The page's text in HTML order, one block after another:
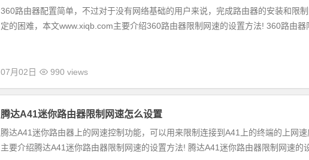
360路由器配置简单，不过对于没有网络基础的用户来说，完成路由器的安装和限
定的困难，本文www.xiqb.com主要介绍360路由器限制网速的设置方法! 360路由器
07月02日 990 views
腾达A41迷你路由器限制网速怎么设置
腾达A41迷你路由器上的网速控制功能，可以用来限制连接到A41上的终端的上网
主要介绍腾达A41迷你路由器限制网速的设置方法! 腾达A41迷你路由器限制网速的